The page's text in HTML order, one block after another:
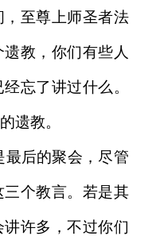
至尊上师圣者法
教，你们有些人
忘了讲过什么。
遗教。
最后的聚会，尽管
个教言。若是其
许多，不过你们